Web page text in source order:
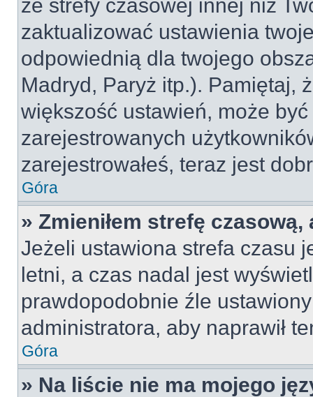
ze strefy czasowej innej niż
zaktualizować ustawienia
odpowiednią dla twojego
Madryd, Paryż itp.). Pamiętaj,
większość ustawień, może
zarejestrowanych
zarejestrowałeś, teraz jest
Góra
» Zmieniłem strefę
Jeżeli ustawiona strefa czasu
letni, a czas nadal jest
prawdopodobnie źle
administratora, aby naprawił
Góra
» Na liście nie ma mojego